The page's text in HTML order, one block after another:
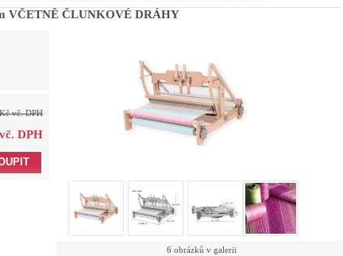
VČETNĚ ČLUNKOVÉ DRÁHY
vč. DPH
DPH
6 obrázků v galerii